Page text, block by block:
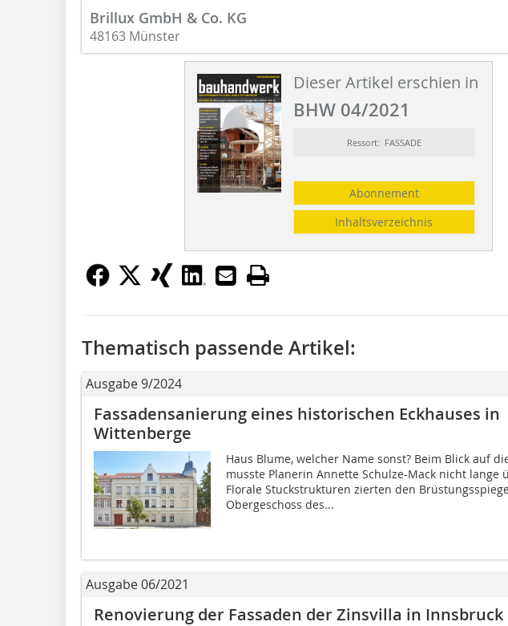
Brillux GmbH & Co. KG
48163 Münster
Dieser Artikel erschien in
BHW 04/2021
Ressort: FASSADE
Abonnement
Inhaltsverzeichnis
Thematisch passende Artikel:
Ausgabe 9/2024
Fassadensanierung eines historischen Eckhauses in
Wittenberge
Haus Blume, welcher Name sonst? Beim Blick auf
musste Planerin Annette Schulze-Mack nicht lange
Florale Stuckstrukturen zierten den
Obergeschoss des...
Ausgabe 06/2021
Renovierung der Fassaden der Zinsvilla in Innsbruck